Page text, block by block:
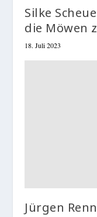
Silke
die Möwen
18. Juli 2023
Jürgen